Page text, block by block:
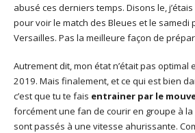
abusé ces derniers temps. Disons le,
pour voir le match des Bleues et le samedi
Versailles. Pas la meilleure façon de
Autrement dit, mon état n’était pas optimal
2019. Mais finalement, et ce qui est bien
c’est que tu te fais entrainer par le
forcément une fan de courir en groupe à la
sont passés à une vitesse ahurissante.